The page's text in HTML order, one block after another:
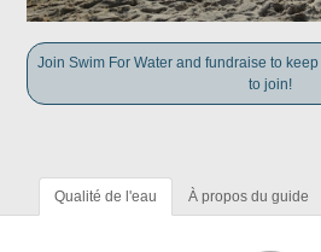
Join Swim For Water and fundraise to
to join!
Qualité de l'eau À propos du guide